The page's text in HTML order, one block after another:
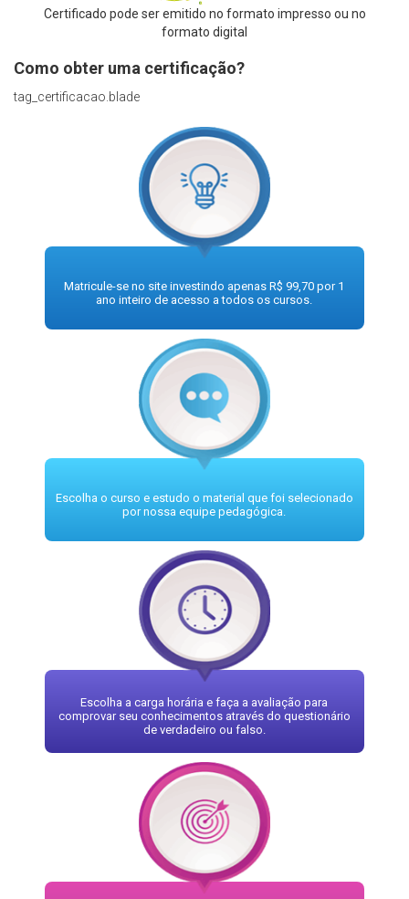
Certificado pode ser emitido no formato impresso ou no
formato digital
Como obter uma certificação?
tag_certificacao.blade
Matricule-se no site investindo apenas R$ 99,70 por 1
ano inteiro de acesso a todos os cursos.
Escolha o curso e estudo o material que foi selecionado
por nossa equipe pedagógica.
Escolha a carga horária e faça a avaliação para
comprovar seu conhecimentos através do questionário
de verdadeiro ou falso.